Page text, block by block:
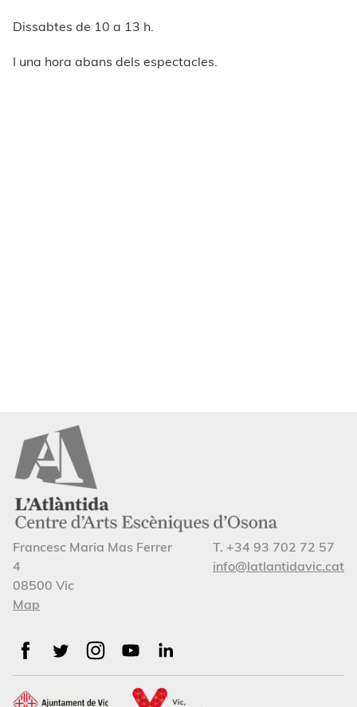
Dissabtes de 10 a 13 h.
I una hora abans dels espectacles.
Francesc Maria Mas Ferrer
4
08500 Vic
Map
T. +34 93 702 72 57
info@latlantidavic.cat